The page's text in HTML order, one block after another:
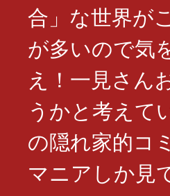
合」な世界が
が多いので気
え！一見さん
うかと考えて
の隠れ家的コ
マニアしか見